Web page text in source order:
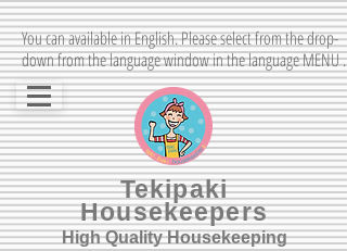
Tekipaki
Housekeepers
High Quality Housekeeping
You can available in English. Please select from the drop-
down from the language window in the language MENU .